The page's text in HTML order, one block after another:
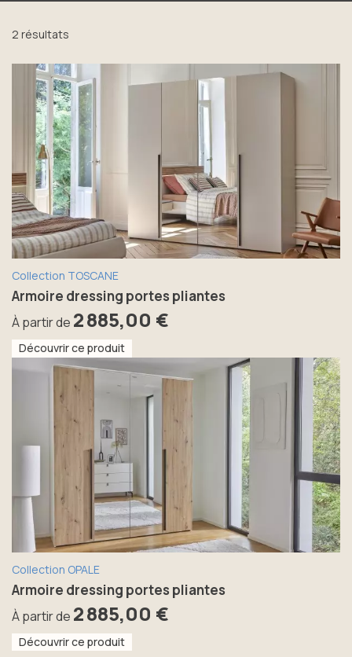
Valider
2 résultats
Collection TOSCANE
Armoire dressing portes pliantes
À partir de 2 885,00 €
Découvrir ce produit
Collection OPALE
Armoire dressing portes pliantes
À partir de 2 885,00 €
Découvrir ce produit